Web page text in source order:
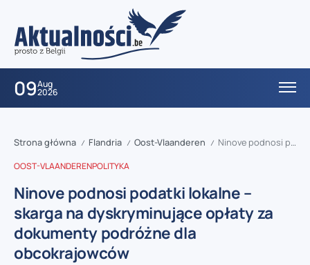
09Aug
2026
Strona główna / Flandria / Oost-Vlaanderen / Ninove podnosi podatki lokalne – skarga na dyskryminujące opłaty za dokumenty podróżne dla obcokrajowców
OOST-VLAANDERENPOLITYKA
Ninove podnosi podatki lokalne –
skarga na dyskryminujące opłaty za
dokumenty podróżne dla
obcokrajowców